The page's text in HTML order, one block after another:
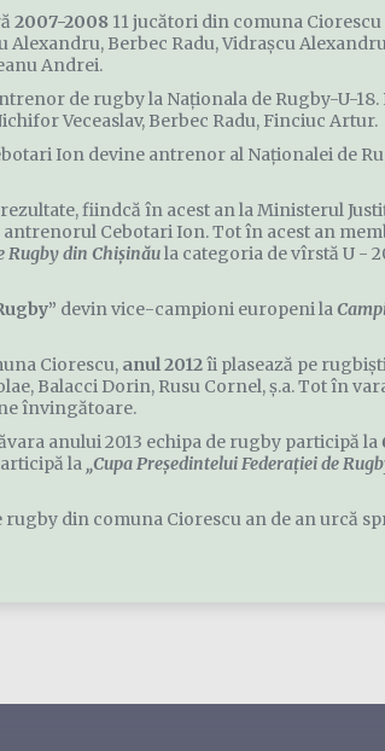
2007-200811 jucători din comuna
Alexandru, Berbec Radu, Vidraşcu
Andrei.
de rugby la Naţionala de Rugby-U-
Veceaslav, Berbec Radu, Finciuc Artur.
Ion devine antrenor al Naţionalei de
fiindcă în acest an la Ministerul
antrenorul Cebotari Ion. Tot în acest an
Rugby din Chişinăula categoria de vîrstă U -
devin vice-campioni europeni la
Ciorescu, anul 2012îi plasează pe
Balacci Dorin, Rusu Cornel, ş.a. Tot în
învingătoare.
anului 2013 echipa de rugby participă la
la „Cupa Preşedintelui Federaţiei de
din comuna Ciorescu an de an urcă